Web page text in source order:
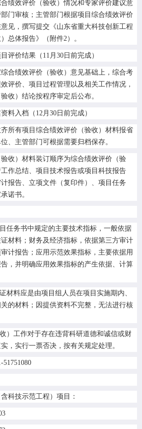
绩效评价（验收）情况和专家评价建议意
门审核；主管部门根据项目综合绩效评价
意见，撰写提交《山东省重大科技创新工程
总体报告》（附件2）。
评价结果（11月30日前完成）
合绩效评价（验收）意见基础上，综合考
评价、项目过程管理以及相关工作情况，
收）结论按程序审定后公布。
料入档（12月30日前完成）
所有项目综合绩效评价（验收）材料报省
、主管部门可根据需要归档保存。
收）材料装订顺序为综合绩效评价（验
作总结、项目技术报告或项目科技报告
计报告、立项文件（复印件）、项目任务
诺书。
任务书中规定的主要技术指标，一般依据
材料；财务及经济指标，依据第三方审计
计报告；应用示范效果指标，主要依据用
，并明确应用效果指标的产生依据、计算
材料应是由项目组人员在项目实施期内、
的材料；因提供资料不完整，无法进行核
）工作对于存在违背科研道德和诚信或财
，实行一票否决，按有关规定处理。
51751080
科技示范工程）项目：